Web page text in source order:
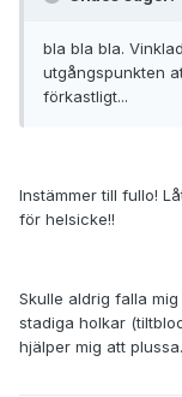
bla bla bla.
utgångspunkten
förkastligt...
Instämmer till fullo!
för helsicke!!
Skulle aldrig falla
stadiga holkar
hjälper mig att plussa.